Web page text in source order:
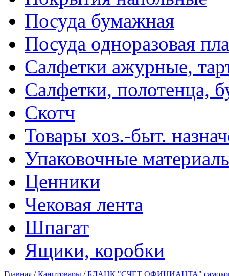
Посуда бумажная
Посуда одноразовая
Салфетки ажурные,
Салфетки, полотенца,
Скотч
Товары хоз.-быт.
Упаковочные
Ценники
Чековая лента
Шпагат
Ящики, коробки
Главная /Канцтовары /БЛАНК "СЧЕТ ОФИЦИАНТА"